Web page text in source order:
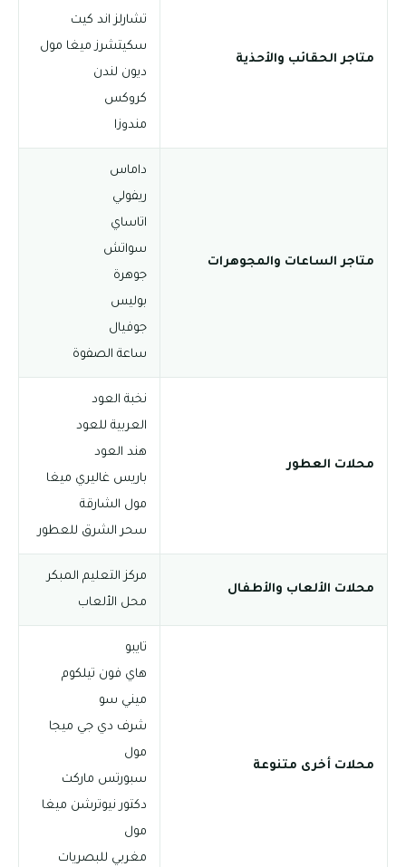
متاجر الحقائب والأحذية
تشارلز اند كيت
سكيتشرز ميغا مول
ديون لندن
كروكس
مندوزا
متاجر الساعات والمجوهرات
داماس
ريفولي
اتاساي
سواتش
جوهرة
بوليس
جوفيال
ساعة الصفوة
محلات العطور
نخبة العود
العربية للعود
هند العود
باريس غاليري ميغا
مول الشارقة
سحر الشرق للعطور
محلات الألعاب والأطفال
مركز التعليم المبكر
محل الألعاب
محلات أخرى متنوعة
تايبو
هاي فون تيلكوم
ميني سو
شرف دي جي ميجا
مول
سبورتس ماركت
دكتور نيوترشن ميغا
مول
مغربي للبصريات